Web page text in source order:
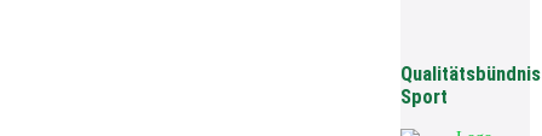
Qualitätsbündnis
Sport